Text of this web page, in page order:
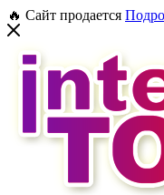
🔥 Сайт продается